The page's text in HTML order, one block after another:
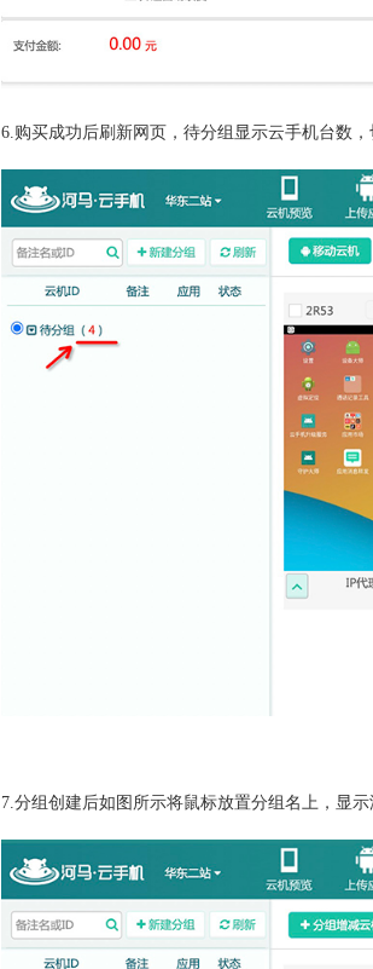
6.购买成功后刷新网页，待分组显示云手机台数
7.分组创建后如图所示将鼠标放置分组名上，显